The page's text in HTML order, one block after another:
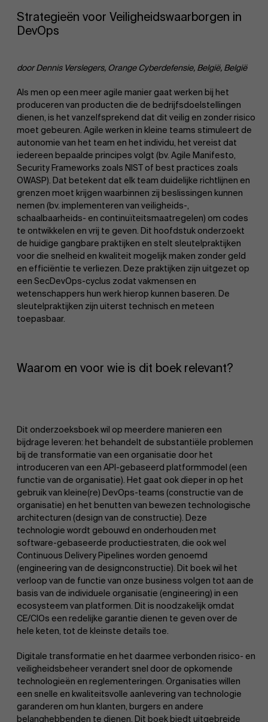
Over Antwerp Management School
Duurzaamheid op AMS
Strategieën voor Veiligheidswaarborgen in
DevOps
door Dennis Verslegers, Orange Cyberdefensie, België, België
Als men op een meer agile manier gaat werken bij het
produceren van producten die de bedrijfsdoelstellingen
dienen, is het vanzelfsprekend dat dit veilig en zonder risico
moet gebeuren. Agile werken in kleine teams stimuleert de
autonomie van het team en het individu, het vereist dat
iedereen bepaalde principes volgt (bv. Agile Manifesto,
Security Frameworks zoals NIST of best practices zoals
OWASP). Dat betekent dat elk team duidelijke richtlijnen en
grenzen moet krijgen waarbinnen zij beslissingen kunnen
nemen (bv. implementeren van veiligheids-,
schaalbaarheids- en continuïteitsmaatregelen) om codes
te ontwikkelen en vrij te geven. Dit hoofdstuk onderzoekt
de huidige gangbare praktijken en stelt sleutelpraktijken
voor die snelheid en kwaliteit mogelijk maken zonder geld
en efficiëntie te verliezen. Deze praktijken zijn uitgezet op
een SecDevOps-cyclus zodat vakmensen en
wetenschappers hun werk hierop kunnen baseren. De
sleutelpraktijken zijn uiterst technisch en meteen
toepasbaar.
Waarom en voor wie is dit boek relevant?
Dit onderzoeksboek wil op meerdere manieren een
bijdrage leveren: het behandelt de substantiële problemen
bij de transformatie van een organisatie door het
introduceren van een API-gebaseerd platformmodel (een
functie van de organisatie). Het gaat ook dieper in op het
gebruik van kleine(re) DevOps-teams (constructie van de
organisatie) en het benutten van bewezen technologische
architecturen (design van de constructie). Deze
technologie wordt gebouwd en onderhouden met
software-gebaseerde productiestraten, die ook wel
Continuous Delivery Pipelines worden genoemd
(engineering van de designconstructie). Dit boek wil het
verloop van de functie van onze business volgen tot aan de
basis van de individuele organisatie (engineering) in een
ecosysteem van platformen. Dit is noodzakelijk omdat
CE/CIOs een redelijke garantie dienen te geven over de
hele keten, tot de kleinste details toe.
Digitale transformatie en het daarmee verbonden risico- en
veiligheidsbeheer verandert snel door de opkomende
technologieën en reglementeringen. Organisaties willen
een snelle en kwaliteitsvolle aanlevering van technologie
garanderen om hun klanten, burgers en andere
belanghebbenden te dienen. Dit boek biedt uitgebreide